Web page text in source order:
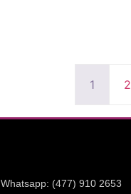
1 2
Whatsapp: (477) 910 2653